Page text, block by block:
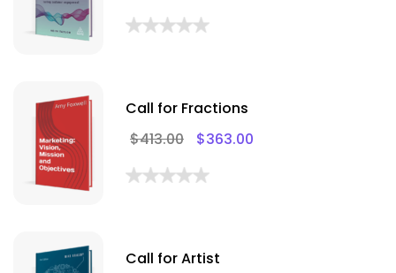
Call for Fractions
$413.00 $363.00
Call for Artist